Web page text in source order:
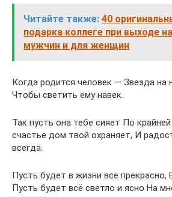
Читайте также: 40
подарка коллеге при выходе
мужчин и для женщин
Когда родится человек — Звезда на
Чтобы светить ему навек.
Так пусть она тебе сияет По
счастье дом твой охраняет, И
всегда.
Пусть будет в жизни всё прекрасно,
Пусть будет всё светло и ясно На